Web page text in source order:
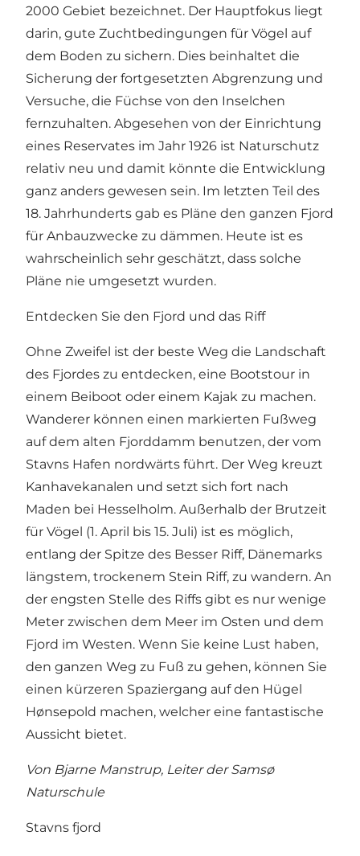
2000 Gebiet bezeichnet. Der Hauptfokus liegt
darin, gute Zuchtbedingungen für Vögel auf
dem Boden zu sichern. Dies beinhaltet die
Sicherung der fortgesetzten Abgrenzung und
Versuche, die Füchse von den Inselchen
fernzuhalten. Abgesehen von der Einrichtung
eines Reservates im Jahr 1926 ist Naturschutz
relativ neu und damit könnte die Entwicklung
ganz anders gewesen sein. Im letzten Teil des
18. Jahrhunderts gab es Pläne den ganzen Fjord
für Anbauzwecke zu dämmen. Heute ist es
wahrscheinlich sehr geschätzt, dass solche
Pläne nie umgesetzt wurden.
Entdecken Sie den Fjord und das Riff
Ohne Zweifel ist der beste Weg die Landschaft
des Fjordes zu entdecken, eine Bootstour in
einem Beiboot oder einem Kajak zu machen.
Wanderer können einen markierten Fußweg
auf dem alten Fjorddamm benutzen, der vom
Stavns Hafen nordwärts führt. Der Weg kreuzt
Kanhavekanalen und setzt sich fort nach
Maden bei Hesselholm. Außerhalb der Brutzeit
für Vögel (1. April bis 15. Juli) ist es möglich,
entlang der Spitze des Besser Riff, Dänemarks
längstem, trockenem Stein Riff, zu wandern. An
der engsten Stelle des Riffs gibt es nur wenige
Meter zwischen dem Meer im Osten und dem
Fjord im Westen. Wenn Sie keine Lust haben,
den ganzen Weg zu Fuß zu gehen, können Sie
einen kürzeren Spaziergang auf den Hügel
Hønsepold machen, welcher eine fantastische
Aussicht bietet.
Von Bjarne Manstrup, Leiter der Samsø
Naturschule
Stavns fjord